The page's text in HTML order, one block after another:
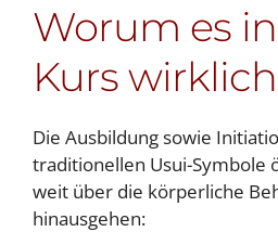
Worum es
Kurs
Die Ausbildung sowie
traditionellen Usui-Symbole
weit über die körperliche
hinausgehen: